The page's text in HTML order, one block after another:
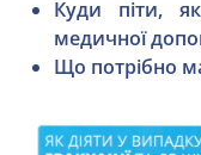
Куди піти,
медичної
Що потрібно